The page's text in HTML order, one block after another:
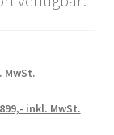
MwSt.
inkl. MwSt.